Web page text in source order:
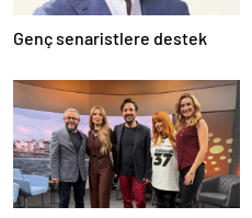
Genç senaristlere destek